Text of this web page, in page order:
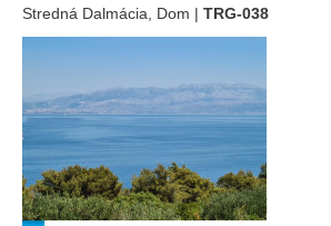
OD MORA DO(m)
OBLASŤ(môžete vybrať viacej položiek)
Istria (3)
Kvarner (9)
Stredná Dalmácia, Dom | TRG-038